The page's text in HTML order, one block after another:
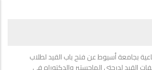
بجامعة أسيوط عن فتح باب القيد لطلاب